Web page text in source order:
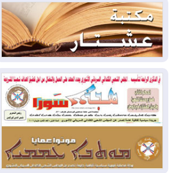
2026-08-02دمشق وعمّان تحذران بغداد:
أي هجوم من أراضي العراق سيواجه برد
2026-08-02ترامب: الولايات المتحدة
وإسرائيل تعلقان شن ضربات على إيران
2026-08-01
تقرير: الولايات المتحدة تسحب
منظومة باتريوت الدفاعية من أربيل
2026-08-01
النفط: اتفاقية ثلاثية لاستئناف
التصدير عبر جيهان بطاقة 750 ألف برميل
يومياً